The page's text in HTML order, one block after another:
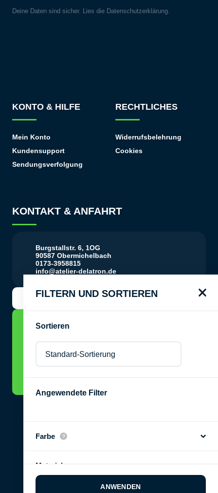
FILTERN UND SORTIEREN
Sortieren
Angewendete Filter
Farbe
Material
ANWENDEN
Deine Daten sind sicher. Lies die Datenschutzerklärung
KONTO & HILFE
Mein Konto
Kundensupport
Sendungsverfolgung
RECHTLICHES
Widerrufsbelehrung
Cookies
KONTAKT & ANFAHRT
Burgstallstr. 6, 1OG
90587 Obermichelbach
0173-3958815
info@atelier-delatron.de
KUNDENSUPPORT
ZU DEN KUNSTKURSEN
© 2022 Atelier Kunst & Gestalten.
Datenschutz